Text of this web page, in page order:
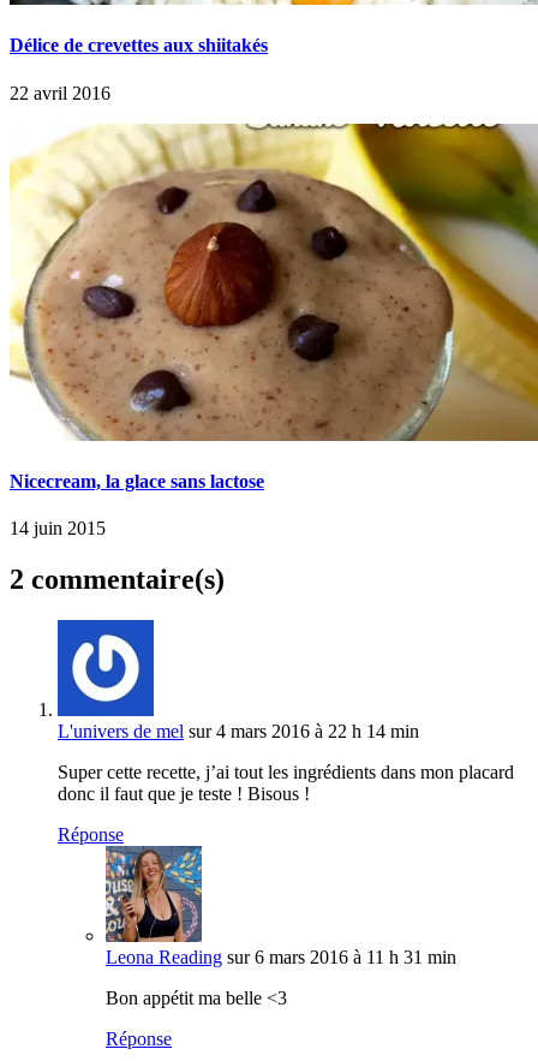
Délice de crevettes aux shiitakés
22 avril 2016
Nicecream, la glace sans lactose
14 juin 2015
2 commentaire(s)
L'univers de mel sur 4 mars 2016 à 22 h 14 min
Super cette recette, j’ai tout les ingrédients dans mon placard
donc il faut que je teste ! Bisous !
Réponse
Leona Reading sur 6 mars 2016 à 11 h 31 min
Bon appétit ma belle <3
Réponse